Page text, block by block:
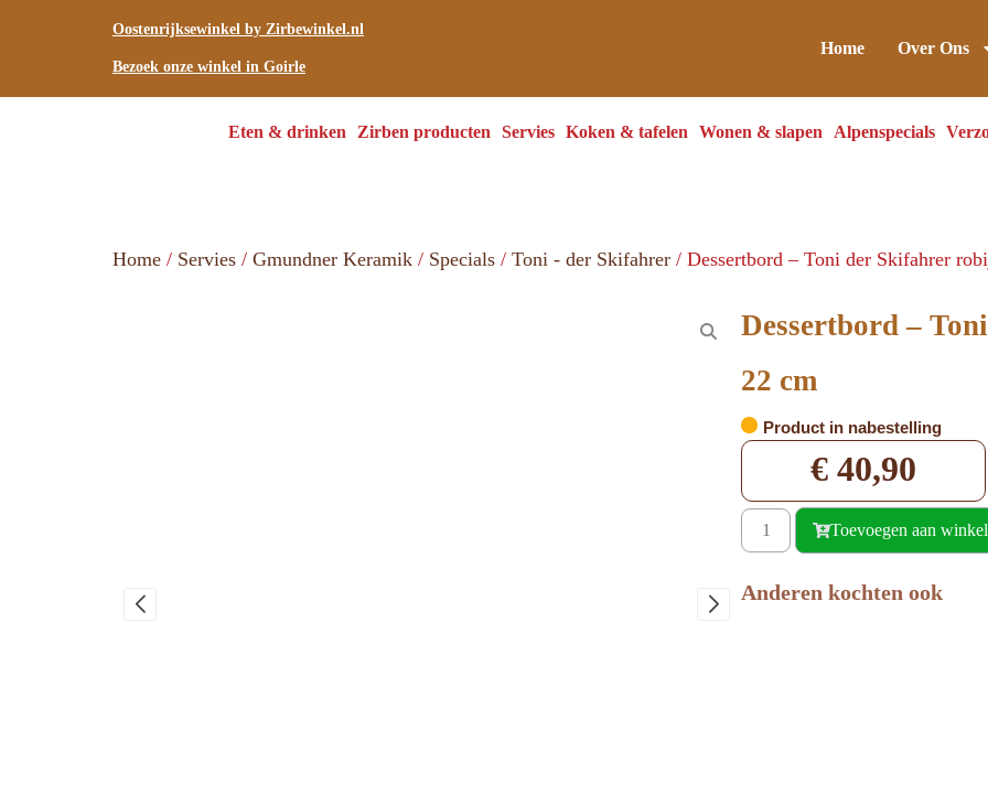
Oostenrijksewinkel by Zirbewinkel.nl
Bezoek onze winkel in Goirle
Home Over Ons
Eten & drinken Zirben producten Servies Koken & tafelen Wonen & slapen Alpenspecials
Home / Servies / Gmundner Keramik / Specials / Toni - der Skifahrer / Dessertbord – Toni der Skifahrer
Dessertbord –
22 cm
Product in nabestelling
€ 40,90
Toevoegen aan
Anderen kochten ook